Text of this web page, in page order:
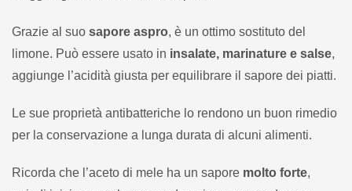
Grazie al suo sapore aspro, è un ottimo sostituto del
limone. Può essere usato in insalate, marinature e salse,
aggiunge l’acidità giusta per equilibrare il sapore dei piatti.
Le sue proprietà antibatteriche lo rendono un buon rimedio
per la conservazione a lunga durata di alcuni alimenti.
Ricorda che l’aceto di mele ha un sapore molto forte,